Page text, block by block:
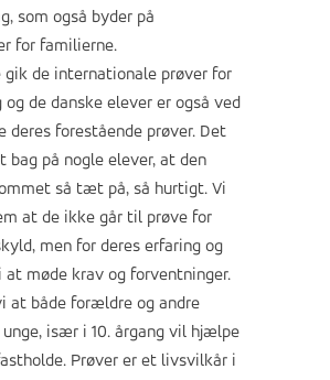
som også byder på
for familierne.
gik de internationale prøver for
og de danske elever er også ved
deres forestående prøver. Det
bag på nogle elever, at den
så tæt på, så hurtigt. Vi
at de ikke går til prøve for
men for deres erfaring og
at møde krav og forventninger.
at både forældre og andre
især i 10. årgang vil hjælpe
Prøver er et livsvilkår i